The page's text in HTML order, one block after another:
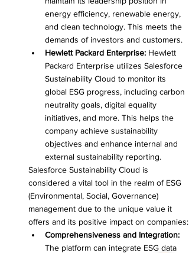
energy efficiency, renewable energy,
and clean technology. This meets the
demands of investors and customers.
Hewlett Packard Enterprise: Hewlett
Packard Enterprise utilizes Salesforce
Sustainability Cloud to monitor its
global ESG progress, including carbon
neutrality goals, digital equality
initiatives, and more. This helps the
company achieve sustainability
objectives and enhance internal and
external sustainability reporting.
Salesforce Sustainability Cloud is
considered a vital tool in the realm of ESG
(Environmental, Social, Governance)
management due to the unique value it
offers and its positive impact on companies:
Comprehensiveness and Integration:
The platform can integrate ESG data